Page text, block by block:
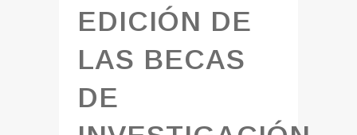
EDICIÓN DE
LAS BECAS
DE